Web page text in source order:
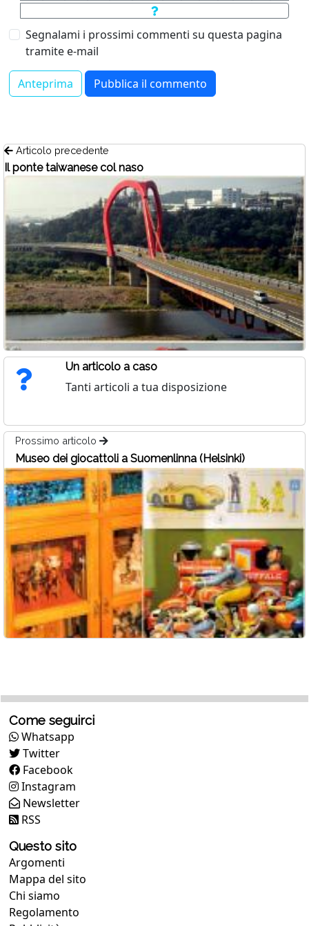
Segnalami i prossimi commenti su questa pagina
tramite e-mail
Articolo precedente
Il ponte taiwanese col naso
Un articolo a caso
Tanti articoli a tua disposizione
Prossimo articolo
Museo dei giocattoli a Suomenlinna (Helsinki)
Come seguirci
Whatsapp
Twitter
Facebook
Instagram
Newsletter
RSS
Questo sito
Argomenti
Mappa del sito
Chi siamo
Regolamento